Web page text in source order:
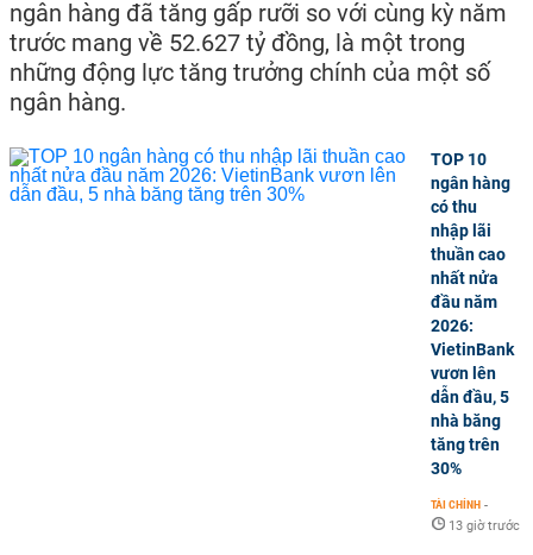
ngân hàng đã tăng gấp rưỡi so với cùng kỳ năm
trước mang về 52.627 tỷ đồng, là một trong
những động lực tăng trưởng chính của một số
ngân hàng.
TOP 10
ngân hàng
có thu
nhập lãi
thuần cao
nhất nửa
đầu năm
2026:
VietinBank
vươn lên
dẫn đầu, 5
nhà băng
tăng trên
30%
TÀI CHÍNH -
13 giờ trước